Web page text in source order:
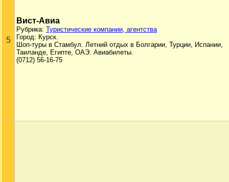
5
Вист-Авиа
Рубрика: Туристические компании, агентства
Город: Курск.
Шоп-туры в Стамбул. Летний отдых в Болгарии, Турции, Испании,
Таиланде, Египте, ОАЭ. Авиабилеты.
(0712) 56-16-75